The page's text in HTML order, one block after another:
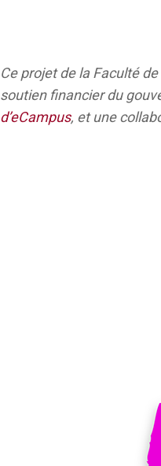
Ce projet de la Faculté
soutien financier du
d’eCampus, et une